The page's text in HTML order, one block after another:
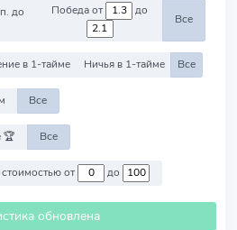
до
Победа от до
Все
в 1-тайме Ничья в 1-тайме Все
Все
🏆 Все
Против команд со стоимостью от до
обновлена